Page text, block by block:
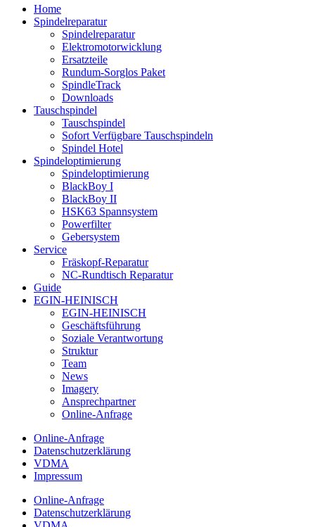
Home
Spindelreparatur
Spindelreparatur
Elektromotorwicklung
Ersatzteile
Rundum-Sorglos Paket
SpindleTrack
Downloads
Tauschspindel
Tauschspindel
Sofort Verfügbare Tauschspindeln
Spindel Hotel
Spindeloptimierung
Spindeloptimierung
BlackBoy I
BlackBoy II
HSK63 Spannsystem
Powerfilter
Gebersystem
Service
Fräskopf-Reparatur
NC-Rundtisch Reparatur
Guide
EGIN-HEINISCH
EGIN-HEINISCH
Geschäftsführung
Soziale Verantwortung
Struktur
Team
News
Imagery
Ansprechpartner
Online-Anfrage
Online-Anfrage
Datenschutzerklärung
VDMA
Impressum
Online-Anfrage
Datenschutzerklärung